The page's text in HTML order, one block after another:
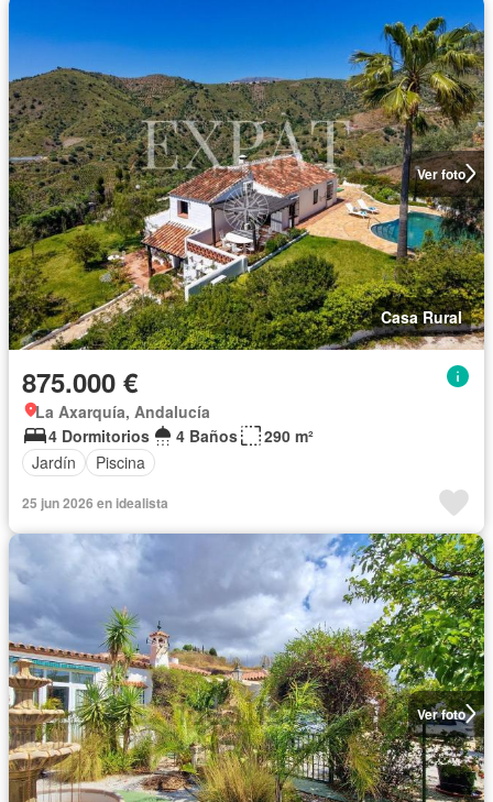
Ver foto
Casa Rural
875.000 €
La Axarquía, Andalucía
4 Dormitorios
4 Baños
290 m²
Jardín
Piscina
25 jun 2026 en idealista
Ver foto